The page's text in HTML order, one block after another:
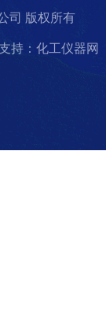
司 版权所有
持：化工仪器网